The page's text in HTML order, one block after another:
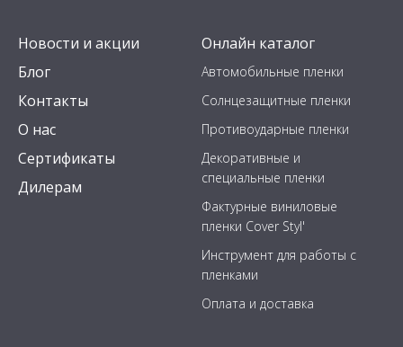
Новости и акции
Блог
Контакты
О нас
Сертификаты
Дилерам
Онлайн каталог
Автомобильные пленки
Солнцезащитные пленки
Противоударные пленки
Декоративные и
специальные пленки
Фактурные виниловые
пленки Cover Styl'
Инструмент для работы с
пленками
Оплата и доставка